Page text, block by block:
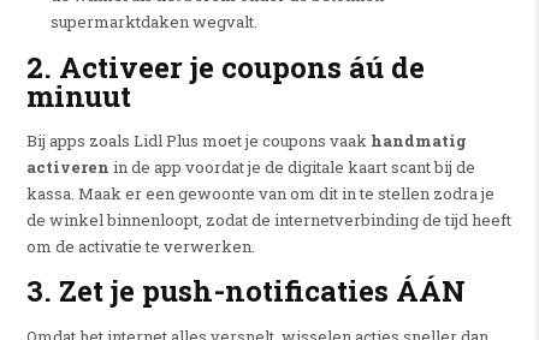
supermarktdaken wegvalt.
2. Activeer je coupons áú de
minuut
Bij apps zoals Lidl Plus moet je coupons vaak handmatig
activeren in de app voordat je de digitale kaart scant bij de
kassa. Maak er een gewoonte van om dit in te stellen zodra je
de winkel binnenloopt, zodat de internetverbinding de tijd heeft
om de activatie te verwerken.
3. Zet je push-notificaties ÁÁN